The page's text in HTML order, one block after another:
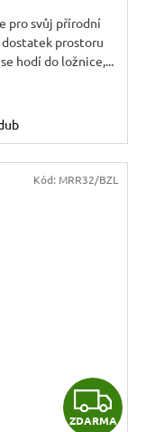
pro svůj přírodní
prostoru
hodí do ložnice,...
Z
ZDARMA
Kód: MRR32/BZL